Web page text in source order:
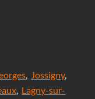
, Jossigny,
, Lagny-sur-